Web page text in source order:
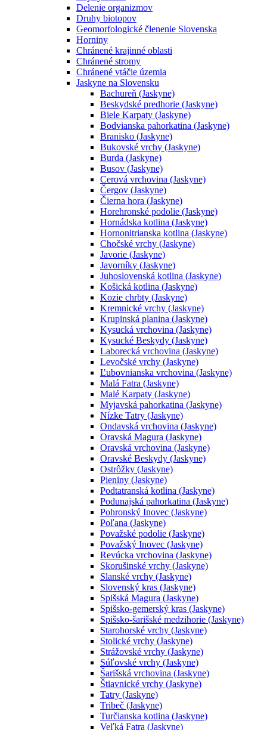
Delenie organizmov
Druhy biotopov
Geomorfologické členenie Slovenska
Horniny
Chránené krajinné oblasti
Chránené stromy
Chránené vtáčie územia
Jaskyne na Slovensku
Bachureň (Jaskyne)
Beskydské predhorie (Jaskyne)
Biele Karpaty (Jaskyne)
Bodvianska pahorkatina (Jaskyne)
Branisko (Jaskyne)
Bukovské vrchy (Jaskyne)
Burda (Jaskyne)
Busov (Jaskyne)
Cerová vrchovina (Jaskyne)
Čergov (Jaskyne)
Čierna hora (Jaskyne)
Horehronské podolie (Jaskyne)
Hornádska kotlina (Jaskyne)
Hornonitrianska kotlina (Jaskyne)
Chočské vrchy (Jaskyne)
Javorie (Jaskyne)
Javorníky (Jaskyne)
Juhoslovenská kotlina (Jaskyne)
Košická kotlina (Jaskyne)
Kozie chrbty (Jaskyne)
Kremnické vrchy (Jaskyne)
Krupinská planina (Jaskyne)
Kysucká vrchovina (Jaskyne)
Kysucké Beskydy (Jaskyne)
Laborecká vrchovina (Jaskyne)
Levočské vrchy (Jaskyne)
Ľubovnianska vrchovina (Jaskyne)
Malá Fatra (Jaskyne)
Malé Karpaty (Jaskyne)
Myjavská pahorkatina (Jaskyne)
Nízke Tatry (Jaskyne)
Ondavská vrchovina (Jaskyne)
Oravská Magura (Jaskyne)
Oravská vrchovina (Jaskyne)
Oravské Beskydy (Jaskyne)
Ostrôžky (Jaskyne)
Pieniny (Jaskyne)
Podtatranská kotlina (Jaskyne)
Podunajská pahorkatina (Jaskyne)
Pohronský Inovec (Jaskyne)
Poľana (Jaskyne)
Považské podolie (Jaskyne)
Považský Inovec (Jaskyne)
Revúcka vrchovina (Jaskyne)
Skorušinské vrchy (Jaskyne)
Slanské vrchy (Jaskyne)
Slovenský kras (Jaskyne)
Spišská Magura (Jaskyne)
Spišsko-gemerský kras (Jaskyne)
Spišsko-šarišské medzihorie (Jaskyne)
Starohorské vrchy (Jaskyne)
Stolické vrchy (Jaskyne)
Strážovské vrchy (Jaskyne)
Súľovské vrchy (Jaskyne)
Šarišská vrchovina (Jaskyne)
Štiavnické vrchy (Jaskyne)
Tatry (Jaskyne)
Tribeč (Jaskyne)
Turčianska kotlina (Jaskyne)
Veľká Fatra (Jaskyne)